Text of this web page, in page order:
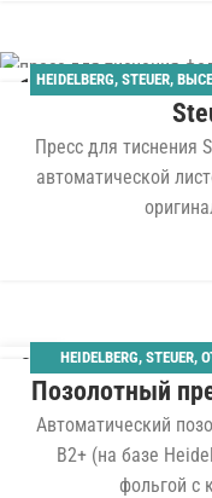
17HEIDELBERG, STEUER,
СТОП-
Пресс для тиснения
автоматической
02
ОКТ
HEIDELBERG, STEUER,
Позолотный
Автоматический
B2+ (на базе
фольгой с